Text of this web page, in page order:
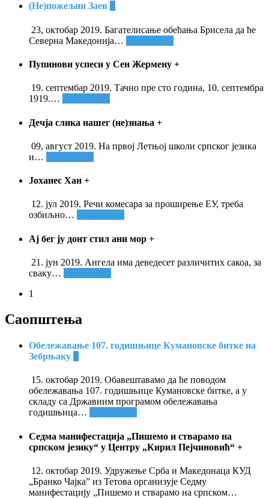
(Не)пожељни Заев
23, октобар 2019. Багателисање обећања Брисела да ће
Северна Македонија…
Пупинови успеси у Сен Жермену +
19. септембар 2019. Тачно пре сто година, 10. септембра
1919.…
Дечја слика нашег (не)знања +
09, август 2019. На првој Летњој школи српског језика
и…
Јоханес Хан +
12. јул 2019. Речи комесара за проширење ЕУ, треба
озбиљно…
Ај бег ју донт стил ани мор +
21. јун 2019. Ангела има деведесет различитих сакоа, за
сваку…
1
Саопштења
Обележавање 107. годишњице Кумановске битке на
Зебрњаку
15. октобар 2019. Обавештавамо да ће поводом
обележавања 107. годишњице Кумановске битке, а у
складу са Државним програмом обележавања
годишњица…
Седма манифестација „Пишемо и стварамо на
српском језику“ у Центру „Кирил Пејчиновић“ +
12. октобар 2019. Удружење Срба и Македонаца КУД
„Бранко Чајка” из Тетова организује Седму
манифестацију „Пишемо и стварамо на српском…